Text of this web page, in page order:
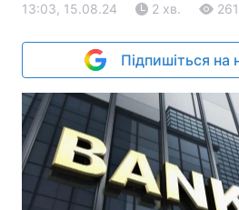
13:03, 15.08.24 2 хв.
Підпишіться на